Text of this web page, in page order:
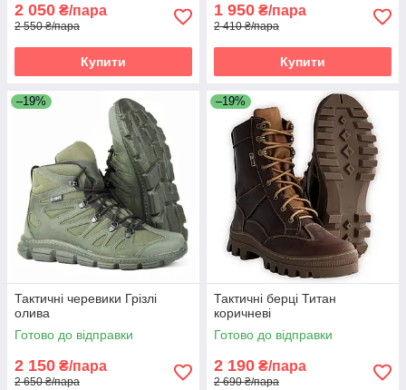
2 050 ₴/пара
2 550 ₴/пара
Купити
1 950 ₴/пара
2 410 ₴/пара
Купити
–19%
Тактичні черевики Грізлі
олива
Готово до відправки
2 150 ₴/пара
2 650 ₴/пара
–19%
Тактичні берці Титан
коричневі
Готово до відправки
2 190 ₴/пара
2 690 ₴/пара